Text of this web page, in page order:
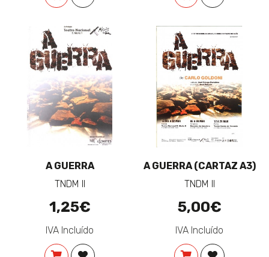
A GUERRA
TNDM II
1,25€
IVA Incluído
A GUERRA (CARTAZ A3)
TNDM II
5,00€
IVA Incluído